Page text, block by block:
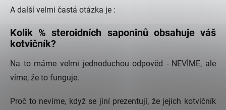
A další velmi častá otázka je :
Kolik % steroidních saponinů obsahuje váš
kotvičník?
Na to máme velmi jednoduchou odpověd - NEVÍME, ale
víme, že to funguje.
Proč to nevíme, když se jiní prezentují, že jejich kotvičník